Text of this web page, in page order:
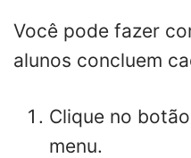
Você pode fazer
alunos concluem
Clique no botão
menu.